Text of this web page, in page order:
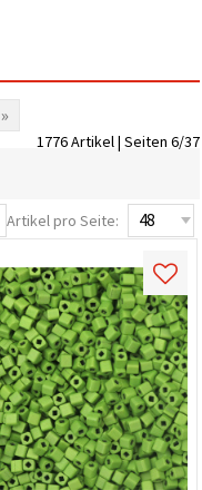
»
1776 Artikel | Seiten 6/37
Artikel pro Seite: